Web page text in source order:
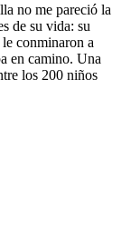
no me pareció la
de su vida: su
conminaron a
en camino. Una
los 200 niños